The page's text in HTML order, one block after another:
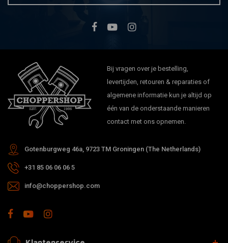
Bij vragen over je bestelling,
levertijden, retouren & reparaties of
algemene informatie kun je altijd op
één van de onderstaande manieren
contact met ons opnemen.
Gotenburgweg 46a, 9723 TM Groningen (The Netherlands)
+31 85 06 06 06 5
info@choppershop.com